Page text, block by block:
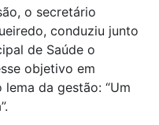
o secretário
conduziu junto
de Saúde o
objetivo em
da gestão: “Um